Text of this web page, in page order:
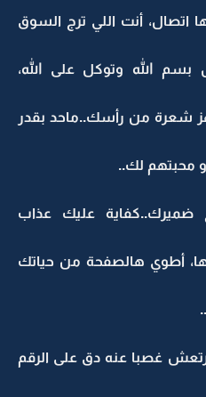
اتصال، أنت اللي ترج السوق
الله وتوكل على الله،
شعرة من رأسك..ماحد بقدر
أو محبتهم لك..
ضميرك..كفاية عليك عذاب
أطوي هالصفحة من حياتك
غصبا عنه دق على الرقم